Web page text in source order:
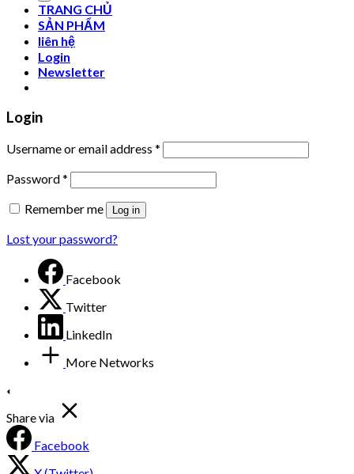
TRANG CHỦ
SẢN PHẨM
liên hệ
Login
Newsletter
Login
Username or email address *
Password*
Remember me
Log in
Lost your password?
Facebook
Twitter
LinkedIn
More Networks
Share via
Facebook